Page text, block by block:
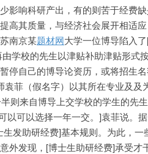
影响科研产出，有的则苦于经费
高其质量，与经济社会展开相适应
南京某题材网大学一位博导陷入
学校的先生以津贴补助津贴形式
停自己的博导论资历，或将招生
菲（假名字）以其所在专业及及
则来自博导上交学校的学生的先
以可以选择一年一交。]袁菲说。
发助研经费]基本规则。为此，一
外发现，[博士生助研经费]承受才